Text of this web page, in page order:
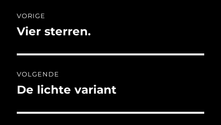
navigatie
VORIGE
Vorig
Vier sterren.
VOLGENDE
Volgend
De lichte variant